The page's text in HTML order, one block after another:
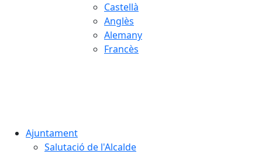
Castellà
Anglès
Alemany
Francès
Ajuntament
Salutació de l'Alcalde